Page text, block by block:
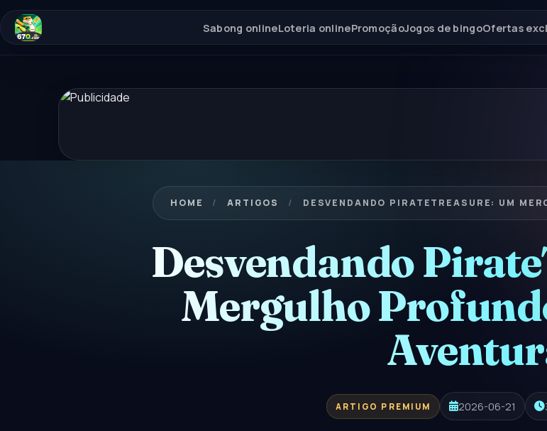
Sabong onlineLoteria onlinePromoçãoJogos de bingoOfertas
HOME / ARTIGOS / DESVENDANDO PIRATETREASURE: UM
Desvendando
Mergulho
ARTIGO PREMIUM 2026-06-21